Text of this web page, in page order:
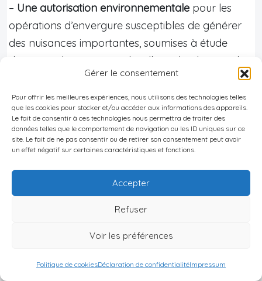
Gérer le consentement
Pour offrir les meilleures expériences, nous utilisons des technologies telles
que les cookies pour stocker et/ou accéder aux informations des appareils.
Le fait de consentir à ces technologies nous permettra de traiter des
données telles que le comportement de navigation ou les ID uniques sur ce
site. Le fait de ne pas consentir ou de retirer son consentement peut avoir
un effet négatif sur certaines caractéristiques et fonctions.
Accepter
Refuser
Voir les préférences
Politique de cookiesDéclaration de confidentialitéImpressum
– Une autorisation environnementale pour les
opérations d’envergure susceptibles de générer
des nuisances importantes, soumises à étude
d’impact plus ou moins détaillée selon le type de
– Uncertificat de non-existence de vestiges
archéologiques (CIRA)dès qu’il y a décapage de
sols vierges, même pour une simple extension. Ce
certificat, délivré par le ministère de la Culture,
échéant, délimite des zones à protéger. S’il est
immédiatement et le ministère être averti, sous
– Unelicence d’exploitation, si la destination du